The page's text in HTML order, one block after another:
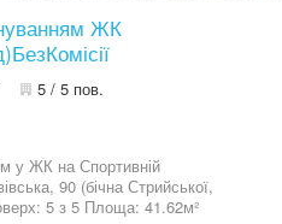
ЖК
5 / 5 пов.
у ЖК на Спортивній
90 (бічна Стрийської,
5 з 5 Площа: 41.62м²